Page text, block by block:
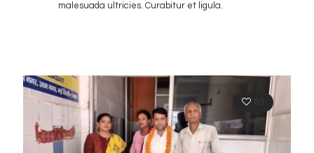
malesuada ultricies. Curabitur et ligula.
83